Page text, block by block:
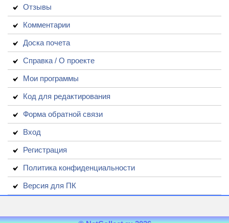
Отзывы
Комментарии
Доска почета
Справка / О проекте
Мои программы
Код для редактирования
Форма обратной связи
Вход
Регистрация
Политика конфиденциальности
Версия для ПК